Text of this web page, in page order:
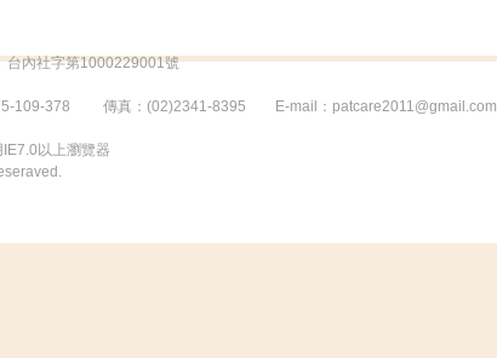
字第1000229001號
109-378 傳真：(02)2341-8395 E-mail：patcare2011@gmail.com
以上瀏覽器